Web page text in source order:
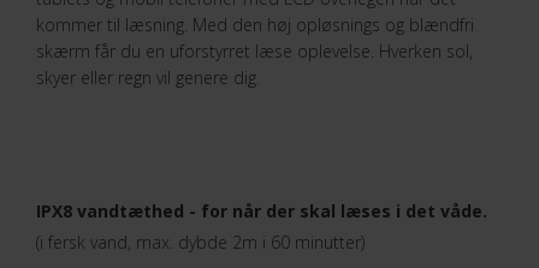
kommer til læsning. Med den høj opløsnings og blændfri
skærm får du en uforstyrret læse oplevelse. Hverken sol,
skyer eller regn vil genere dig.
IPX8 vandtæthed - for når der skal læses i det våde.
(i fersk vand, max. dybde 2m i 60 minutter)